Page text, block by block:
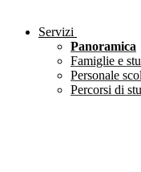
Servizi
Panoramica
Famiglie e
Personale
Percorsi di